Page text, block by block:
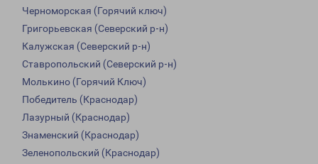
Черноморская (Горячий ключ)
Григорьевская (Северский р-н)
Калужская (Северский р-н)
Ставропольский (Северский р-н)
Молькино (Горячий Ключ)
Победитель (Краснодар)
Лазурный (Краснодар)
Знаменский (Краснодар)
Зеленопольский (Краснодар)